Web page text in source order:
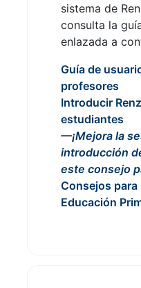
sistema de
consulta la
enlazada a
Guía de
profesores
Introducir
estudiantes
—¡Mejora la
introducción
este consejo
Consejos para
Educación